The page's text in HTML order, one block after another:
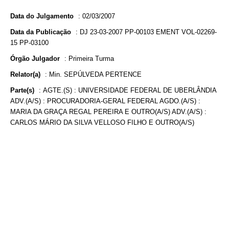
Data do Julgamento : 02/03/2007
Data da Publicação : DJ 23-03-2007 PP-00103 EMENT VOL-02269-
15 PP-03100
Órgão Julgador : Primeira Turma
Relator(a) : Min. SEPÚLVEDA PERTENCE
Parte(s) : AGTE.(S) : UNIVERSIDADE FEDERAL DE UBERLÂNDIA
ADV.(A/S) : PROCURADORIA-GERAL FEDERAL AGDO.(A/S) :
MARIA DA GRAÇA REGAL PEREIRA E OUTRO(A/S) ADV.(A/S) :
CARLOS MÁRIO DA SILVA VELLOSO FILHO E OUTRO(A/S)